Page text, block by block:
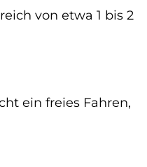
von etwa 1 bis 2
ein freies Fahren,